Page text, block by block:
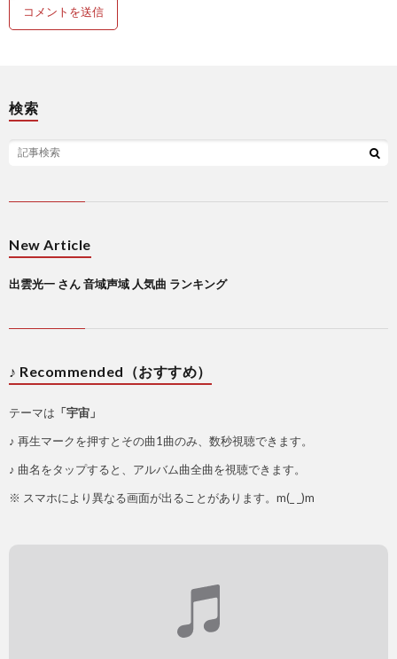
検索
New Article
出雲光一 さん 音域声域 人気曲 ランキング
♪ Recommended（おすすめ）
テーマは 「宇宙」
♪ 再生マークを押すとその曲1曲のみ、数秒視聴できます。
♪ 曲名をタップすると、アルバム曲全曲を視聴できます。
※ スマホにより異なる画面が出ることがあります。m(_ _)m